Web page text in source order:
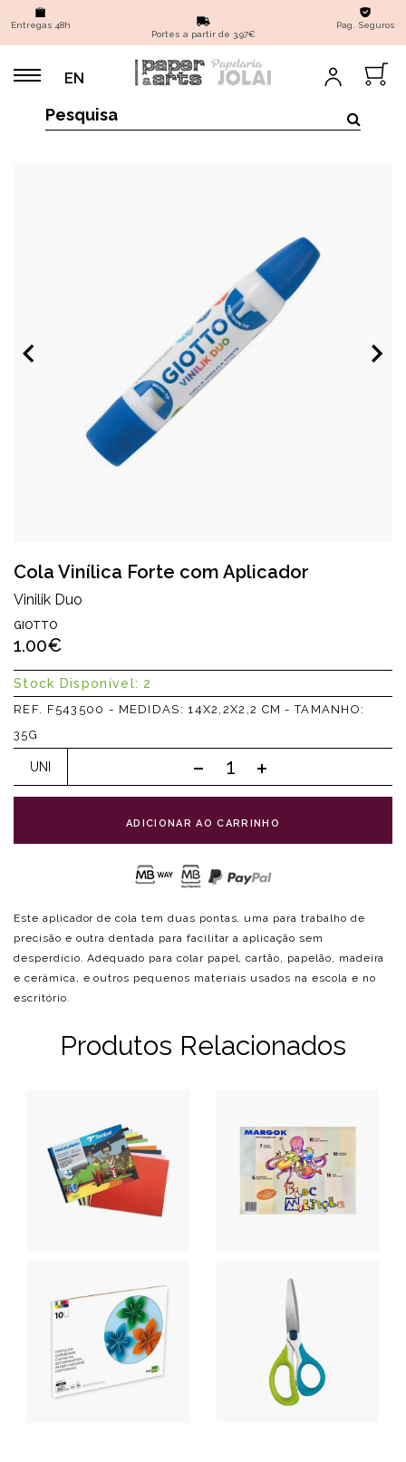
Entregas 48h
Portes a partir de 3,97€
Pag. Seguros
EN
Cola Vinílica Forte com Aplicador
Vinilik Duo
GIOTTO
1.00€
Stock Disponível: 2
REF. F543500 - MEDIDAS: 14X2,2X2,2 CM - TAMANHO:
35G
UNI
ADICIONAR AO CARRINHO
Este aplicador de cola tem duas pontas, uma para trabalho de
precisão e outra dentada para facilitar a aplicação sem
desperdício. Adequado para colar papel, cartão, papelão, madeira
e cerâmica, e outros pequenos materiais usados na escola e no
escritório.
Produtos Relacionados